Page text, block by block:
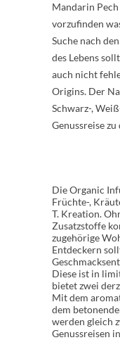
Mandarin
vorzufinden
Suche nach
des Lebens
auch nicht
Origins. Der
Schwarz-,
Genussreise
Die Organic
Früchte-,
T. Kreation.
Zusatzstoffe
zugehörige
Entdeckern
Diese ist in
bietet zwei
Mit dem
dem
werden gleich
Genussreisen